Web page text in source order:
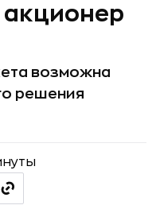
возможна
решения